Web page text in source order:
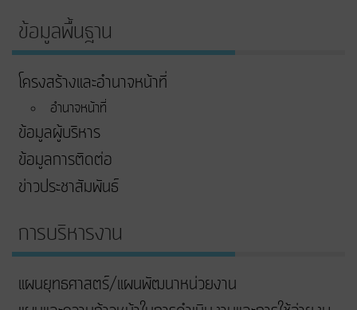
ข้อมูลพื้นฐาน
โครงสร้างและอำนาจหน้าที่
อำนาจหน้าที่
ข้อมูลผู้บริหาร
ข้อมูลการติดต่อ
ข่าวประชาสัมพันธ์
การบริหารงาน
แผนยุทธศาสตร์/แผนพัฒนาหน่วยงาน